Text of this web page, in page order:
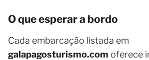
O que esperar a bordo
Cada embarcação listada em
galapagosturismo.com oferece